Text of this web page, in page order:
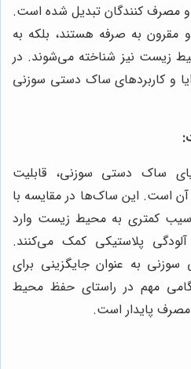
مصرف کنندگان تبدیل شده است.
مقرون به صرفه هستند، بلکه به
زیست نیز شناخته می‌شوند. در
و کاربردهای ساک دستی سوزنی
ساک دستی سوزنی، قابلیت
آن است. این ساک‌ها در مقایسه با
کمتری به محیط زیست وارد
پلاستیکی کمک می‌کنند.
به عنوان جایگزینی برای
مهم در راستای حفظ محیط
پایدار است.